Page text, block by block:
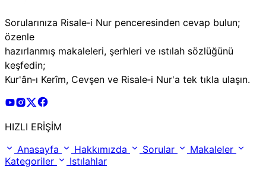
Sorularınıza Risale‑i Nur penceresinden cevap bulun;
özenle
hazırlanmış makaleleri, şerhleri ve ıstılah sözlüğünü
keşfedin;
Kur'ân‑ı Kerîm, Cevşen ve Risale‑i Nur'a tek tıkla ulaşın.
Risale Online Youtube Hesabı
Risale Online Instagram Hesabı
Risale Online X Hesabı
HIZLI ERİŞİM
Anasayfa
Hakkımızda Sorular
Makaleler
Kategoriler
Istılahlar